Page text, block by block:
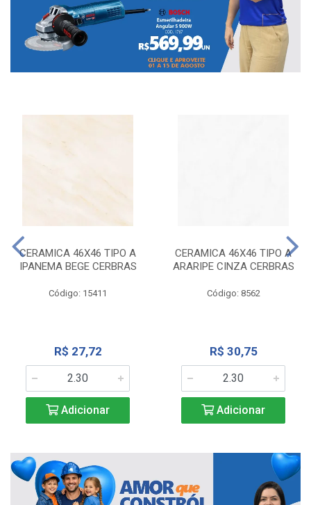
CERAMICA 46X46 TIPO A
IPANEMA BEGE CERBRAS
Código: 15411
R$ 27,72
Adicionar
CERAMICA 46X46 TIPO A
ARARIPE CINZA CERBRAS
Código: 8562
R$ 30,75
Adicionar